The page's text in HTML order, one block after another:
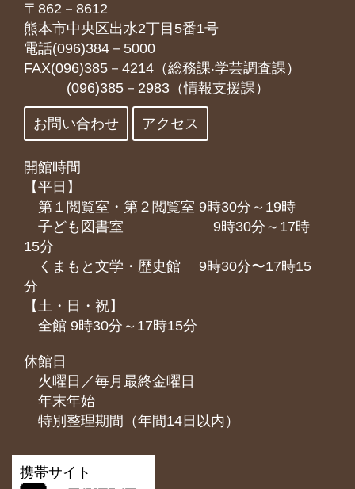
〒862－8612
熊本市中央区出水2丁目5番1号
電話(096)384－5000
FAX(096)385－4214（総務課‧学芸調査課）
(096)385－2983（情報支援課）
お問い合わせ アクセス
開館時間
【平日】
第１閲覧室・第２閲覧室 9時30分～19時
子ども図書室 9時30分～17時
15分
くまもと⽂学・歴史館 9時30分〜17時15
分
【土・日・祝】
全館 9時30分～17時15分
休館日
火曜日／毎月最終金曜日
年末年始
特別整理期間（年間14日以内）
携帯サイト